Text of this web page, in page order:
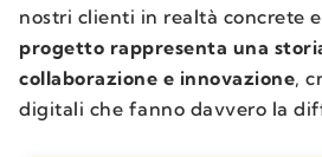
nostri clienti in realtà concrete e
progetto rappresenta una
collaborazione e innovazione,
digitali che fanno davvero la